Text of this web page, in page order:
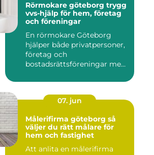
Rörmokare göteborg trygg
vvs-hjälp för hem, företag
och föreningar
En rörmokare Göteborg
hjälper både privatpersoner,
företag och
bostadsrättsföreningar med
07. jun
Målerifirma göteborg så
väljer du rätt målare för
hem och fastighet
Att anlita en målerifirma